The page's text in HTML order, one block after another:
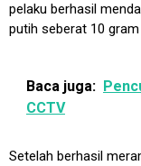
pelaku berhasil
putih seberat 10
Baca juga:
CCTV
Setelah berhasil